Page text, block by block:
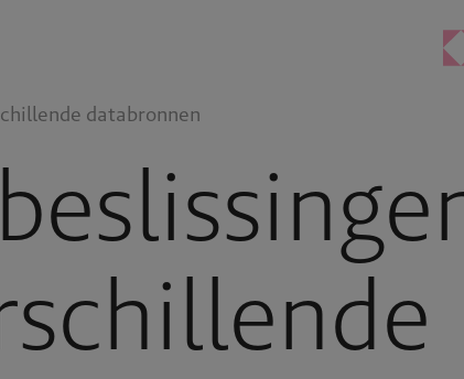
databronnen